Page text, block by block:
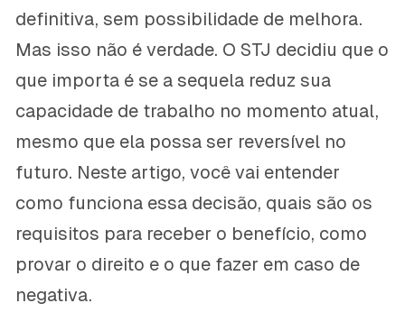
definitiva, sem possibilidade de melhora.
Mas isso não é verdade. O STJ decidiu que o
que importa é se a sequela reduz sua
capacidade de trabalho no momento atual,
mesmo que ela possa ser reversível no
futuro. Neste artigo, você vai entender
como funciona essa decisão, quais são os
requisitos para receber o benefício, como
provar o direito e o que fazer em caso de
negativa.